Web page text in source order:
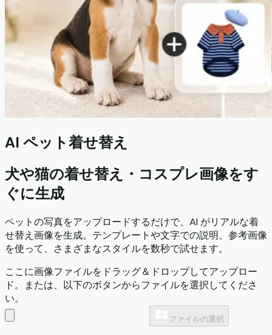
AI ペット着せ替え
犬や猫の着せ替え・コスプレ画像をす
ぐに生成
ペットの写真をアップロードするだけで、AI がリアルな着
せ替え画像を生成。テンプレートや文字での説明、参考画像
を使って、さまざまなスタイルを数秒で試せます。
ここに画像ファイルをドラッグ＆ドロップしてアップロー
ド。または、以下のボタンからファイルを選択してくださ
い。
ファイルの選択